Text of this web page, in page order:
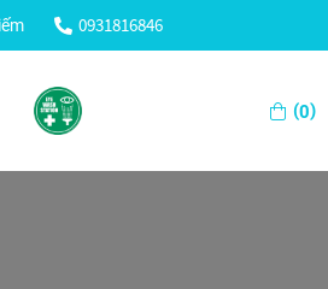
0931816846
(0)